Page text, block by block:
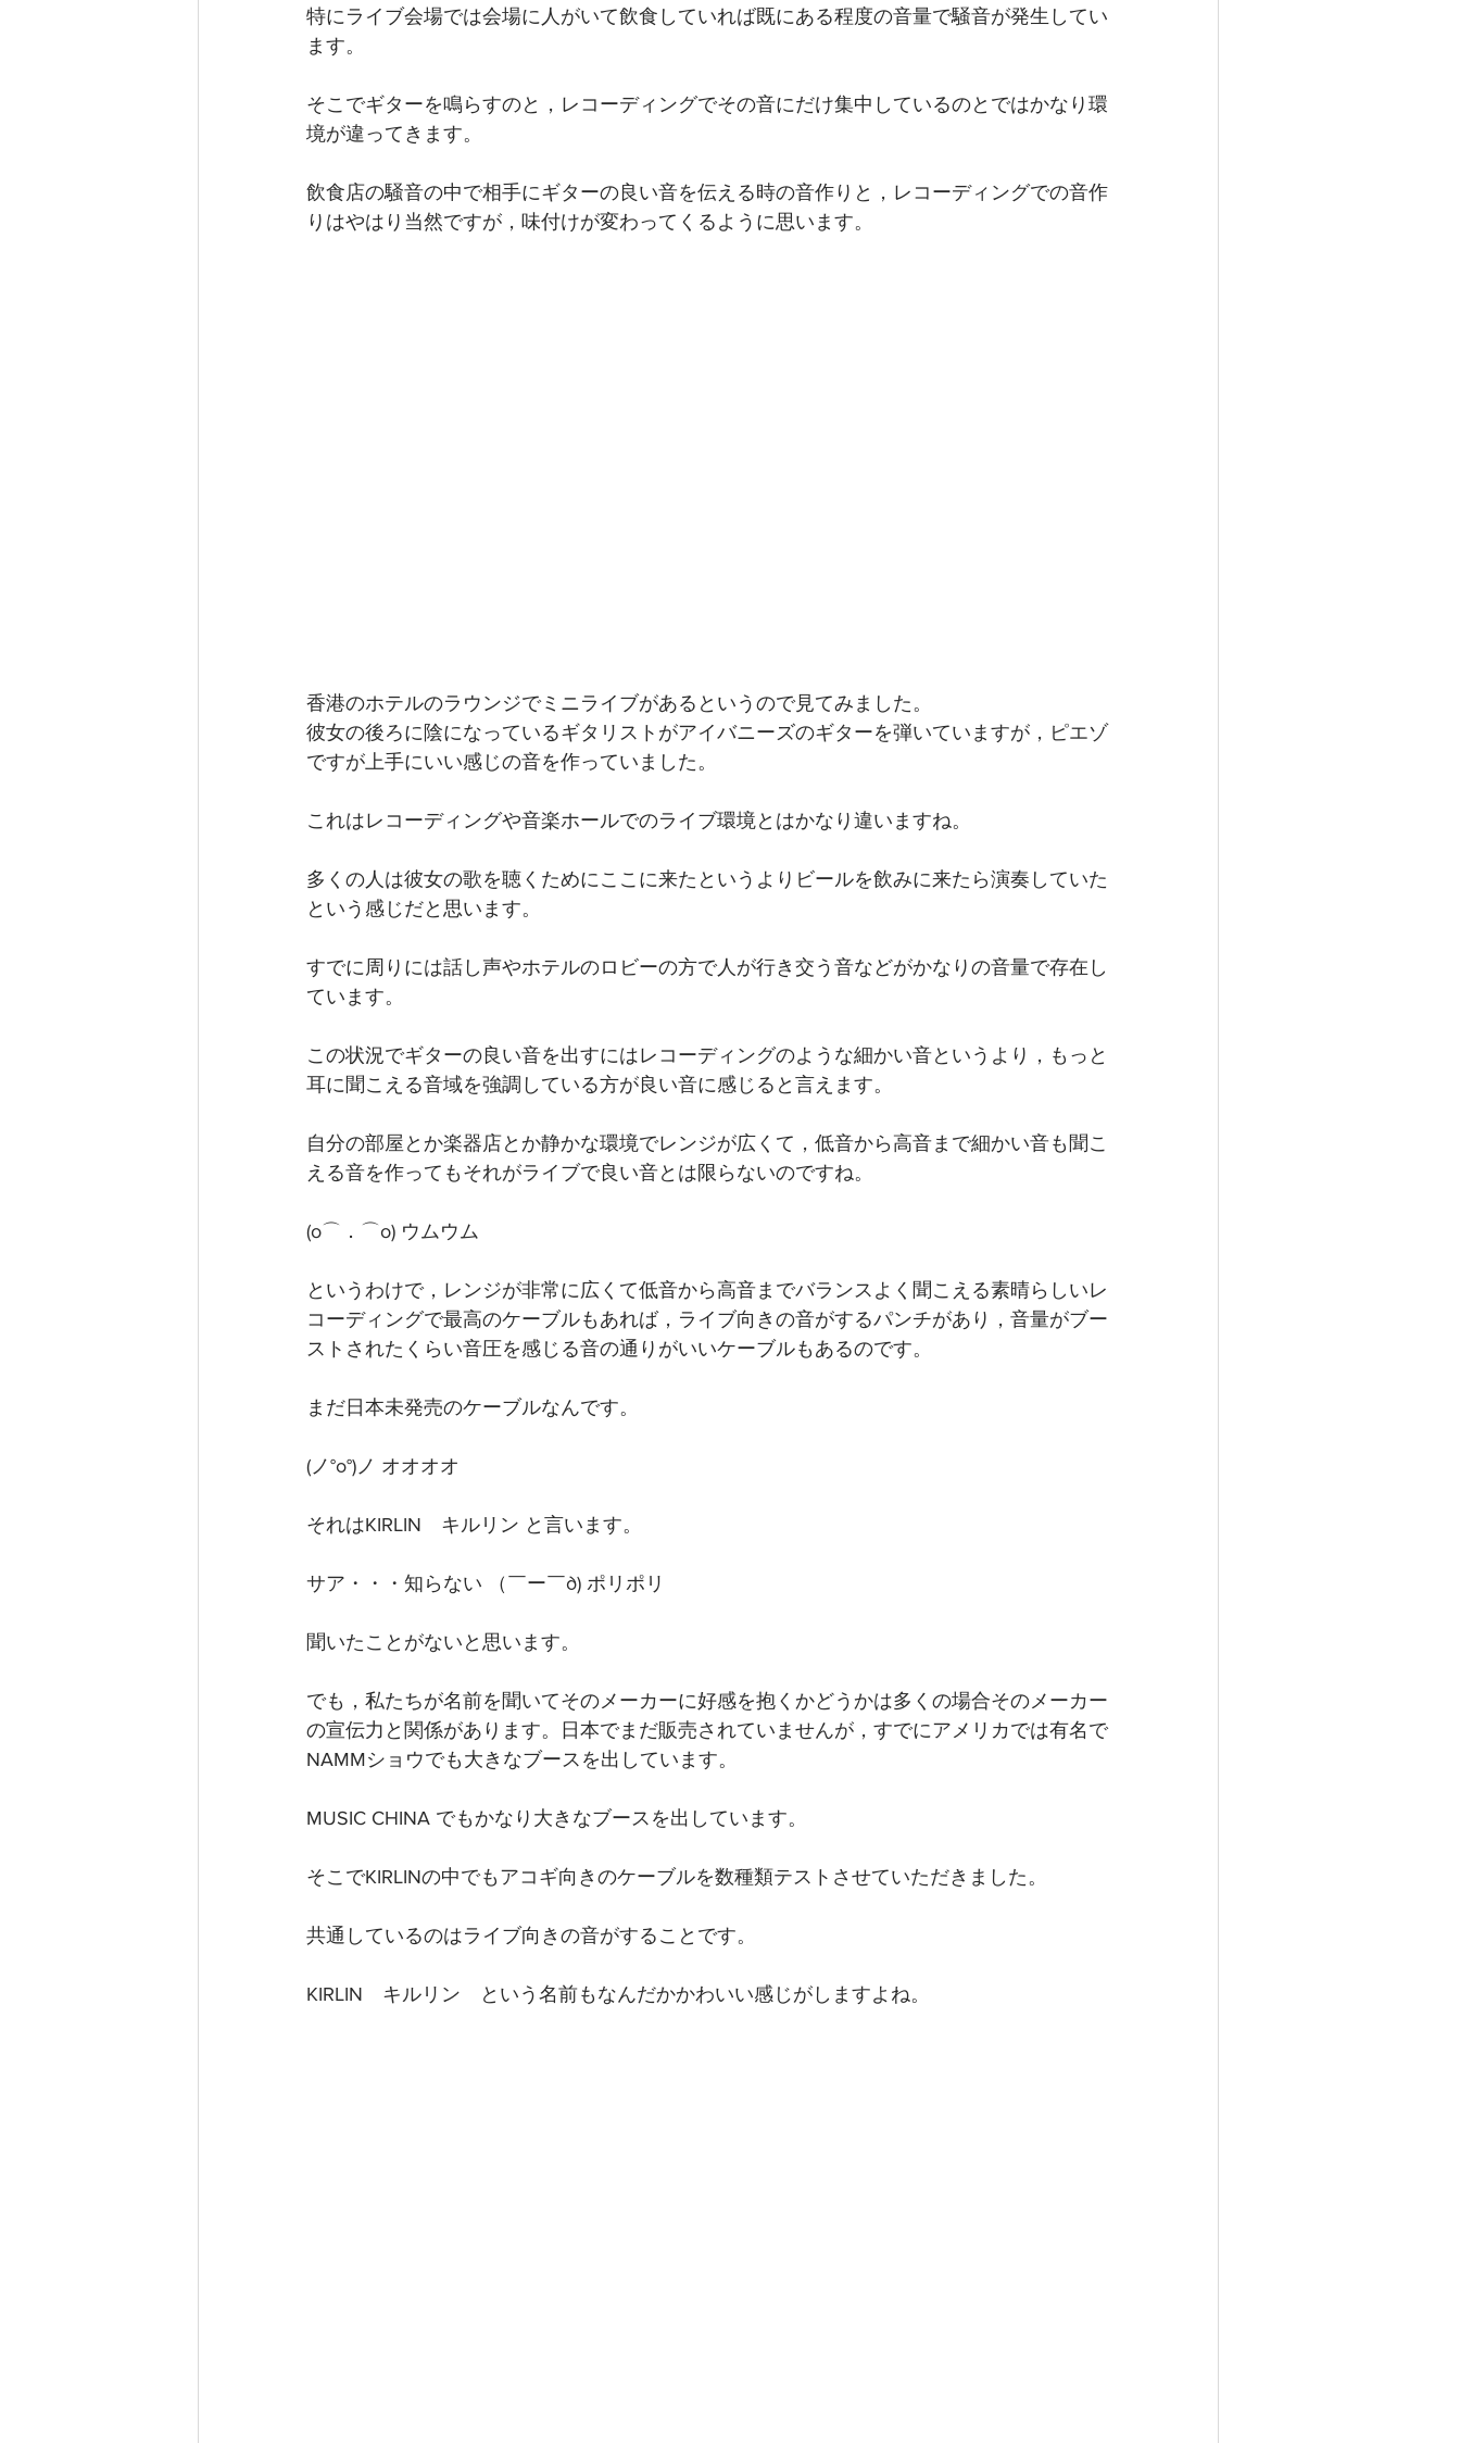
特にライブ会場では会場に人がいて飲食していれば既にある程度の音量で騒音が発生してい
ます。
そこでギターを鳴らすのと，レコーディングでその音にだけ集中しているのとではかなり環
境が違ってきます。
飲食店の騒音の中で相手にギターの良い音を伝える時の音作りと，レコーディングでの音作
りはやはり当然ですが，味付けが変わってくるように思います。
香港のホテルのラウンジでミニライブがあるというので見てみました。
彼女の後ろに陰になっているギタリストがアイバニーズのギターを弾いていますが，ピエゾ
ですが上手にいい感じの音を作っていました。
これはレコーディングや音楽ホールでのライブ環境とはかなり違いますね。
多くの人は彼女の歌を聴くためにここに来たというよりビールを飲みに来たら演奏していた
という感じだと思います。
すでに周りには話し声やホテルのロビーの方で人が行き交う音などがかなりの音量で存在し
ています。
この状況でギターの良い音を出すにはレコーディングのような細かい音というより，もっと
耳に聞こえる音域を強調している方が良い音に感じると言えます。
自分の部屋とか楽器店とか静かな環境でレンジが広くて，低音から高音まで細かい音も聞こ
える音を作ってもそれがライブで良い音とは限らないのですね。
(o⌒．⌒o) ウムウム
というわけで，レンジが非常に広くて低音から高音までバランスよく聞こえる素晴らしいレ
コーディングで最高のケーブルもあれば，ライブ向きの音がするパンチがあり，音量がブー
ストされたくらい音圧を感じる音の通りがいいケーブルもあるのです。
まだ日本未発売のケーブルなんです。
(ノ°ο°)ノ オオオオ
それはKIRLIN　キルリン と言います。
サア・・・知らない （￣ー￣∂) ポリポリ
聞いたことがないと思います。
でも，私たちが名前を聞いてそのメーカーに好感を抱くかどうかは多くの場合そのメーカー
の宣伝力と関係があります。日本でまだ販売されていませんが，すでにアメリカでは有名で
NAMMショウでも大きなブースを出しています。
MUSIC CHINA でもかなり大きなブースを出しています。
そこでKIRLINの中でもアコギ向きのケーブルを数種類テストさせていただきました。
共通しているのはライブ向きの音がすることです。
KIRLIN　キルリン　という名前もなんだかかわいい感じがしますよね。